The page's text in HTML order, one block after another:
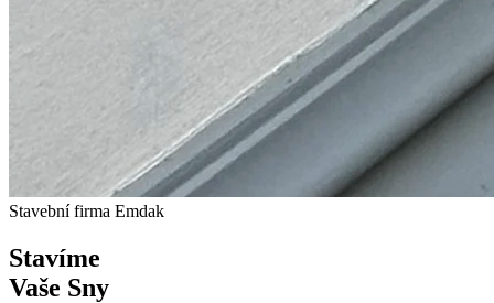
Stavební firma Emdak
Stavíme
Vaše Sny